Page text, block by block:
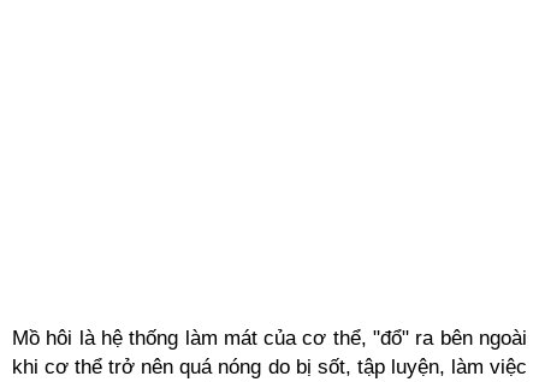
Mồ hôi là hệ thống làm mát của cơ thể, "đổ" ra bên ngoài
khi cơ thể trở nên quá nóng do bị sốt, tập luyện, làm việc